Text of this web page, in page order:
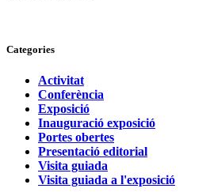
Categories
Activitat
Conferència
Exposició
Inauguració exposició
Portes obertes
Presentació editorial
Visita guiada
Visita guiada a l'exposició